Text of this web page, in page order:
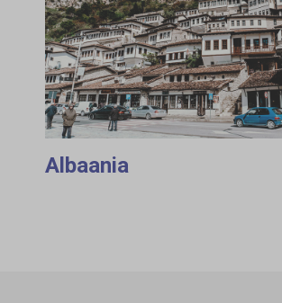
Albaania